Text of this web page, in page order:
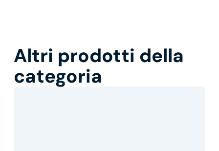
Altri prodotti della
categoria